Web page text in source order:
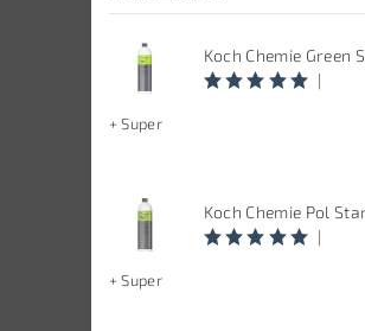
|
+ Super
|
+ Super